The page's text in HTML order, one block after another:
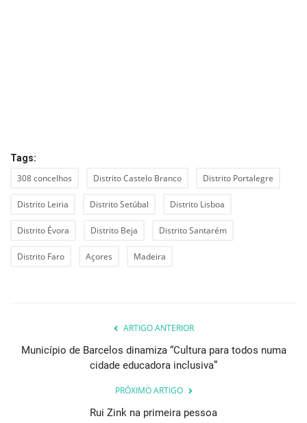
Tags:
308 concelhos Distrito Castelo Branco Distrito Portalegre
Distrito Leiria Distrito Setúbal Distrito Lisboa
Distrito Évora Distrito Beja Distrito Santarém
Distrito Faro Açores Madeira
ARTIGO ANTERIOR
Município de Barcelos dinamiza “Cultura para todos numa
cidade educadora inclusiva”
PRÓXIMO ARTIGO
Rui Zink na primeira pessoa